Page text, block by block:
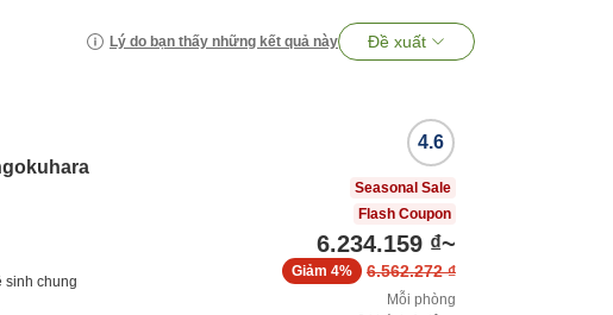
Lý do bạn thấy những kết quả này Đề xuất
sinh chung
4.6
Seasonal Sale
Flash Coupon
6.234.159 ₫~
6.562.272 ₫
Giảm 4%
Mỗi phòng